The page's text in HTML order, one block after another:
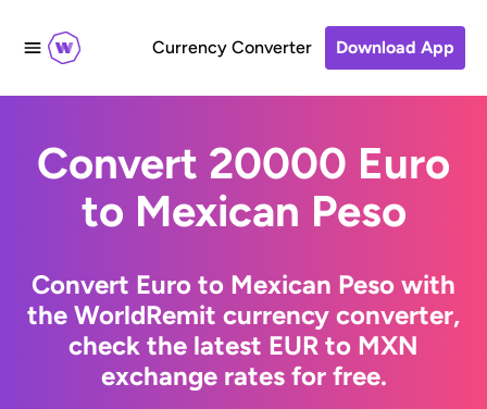
Currency Converter Download App
Convert 20000 Euro
to Mexican Peso
Convert Euro to Mexican Peso with
the WorldRemit currency converter,
check the latest EUR to MXN
exchange rates for free.